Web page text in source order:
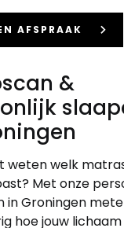
AFSPRAAK keyboard_arrow_right
&
weten welk
Met onze
in Groningen
hoe jouw